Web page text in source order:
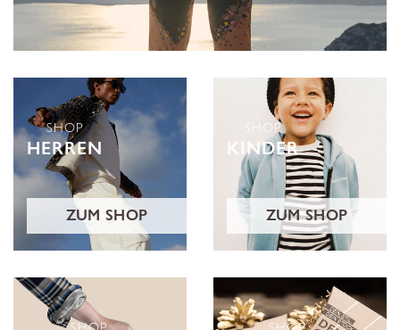
SHOP
HERREN
ZUM SHOP
SHOP
KINDER
ZUM SHOP